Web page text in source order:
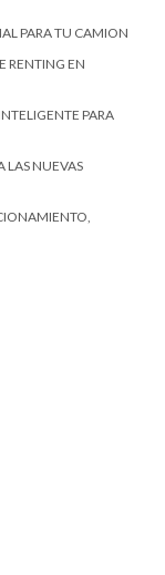
PARA TU CAMION
RENTING EN
PARA
LAS NUEVAS